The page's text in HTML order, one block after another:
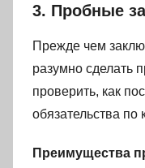
3. Пробные
Прежде чем
разумно сделать
проверить, как
обязательства по
Преимущества